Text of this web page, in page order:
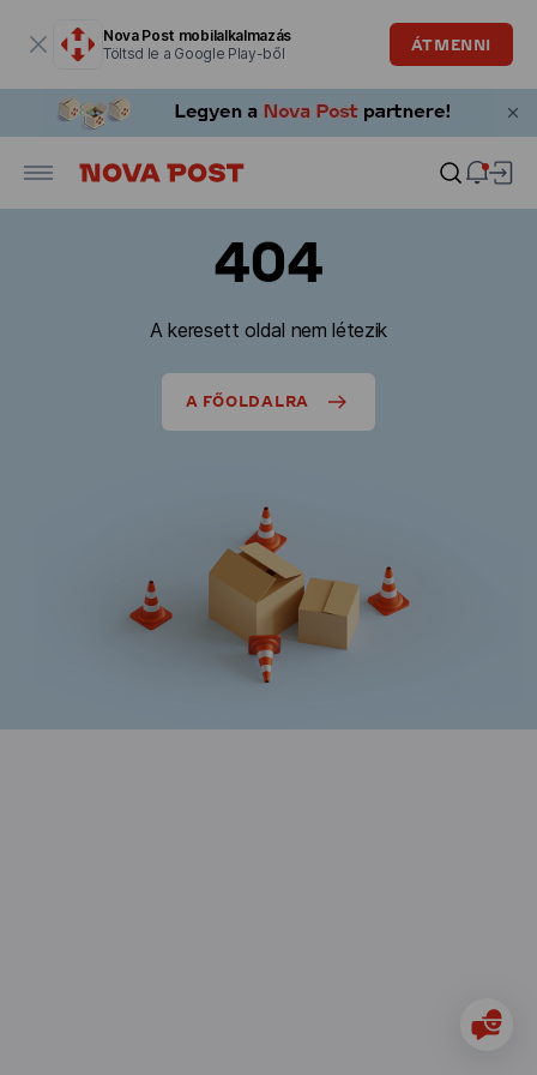
Nova Post mobilalkalmazás
Töltsd le a Google Play-ből
ÁTMENNI
404
A keresett oldal nem létezik
A FŐOLDALRA